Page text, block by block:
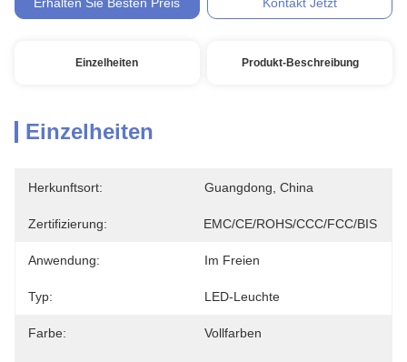
Einzelheiten Produkt-Beschreibung
Einzelheiten
Herkunftsort: Guangdong, China
Zertifizierung: EMC/CE/ROHS/CCC/FCC/BIS
Anwendung: Im Freien
Typ: LED-Leuchte
Farbe: Vollfarben